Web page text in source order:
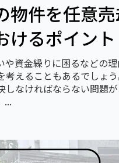
物件を任意
けるポイント
や資金繰りに困るなどの
考えることもあるでしょう
しなければならない問題
...